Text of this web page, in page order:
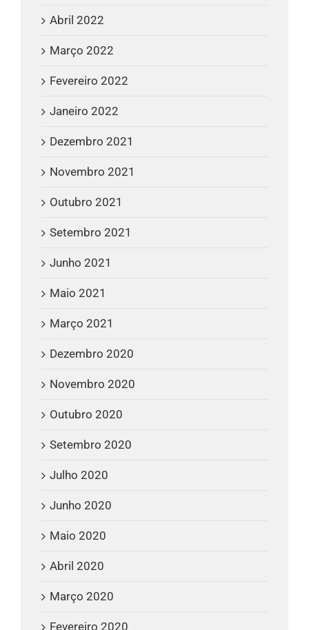
Abril 2022
Março 2022
Fevereiro 2022
Janeiro 2022
Dezembro 2021
Novembro 2021
Outubro 2021
Setembro 2021
Junho 2021
Maio 2021
Março 2021
Dezembro 2020
Novembro 2020
Outubro 2020
Setembro 2020
Julho 2020
Junho 2020
Maio 2020
Abril 2020
Março 2020
Fevereiro 2020